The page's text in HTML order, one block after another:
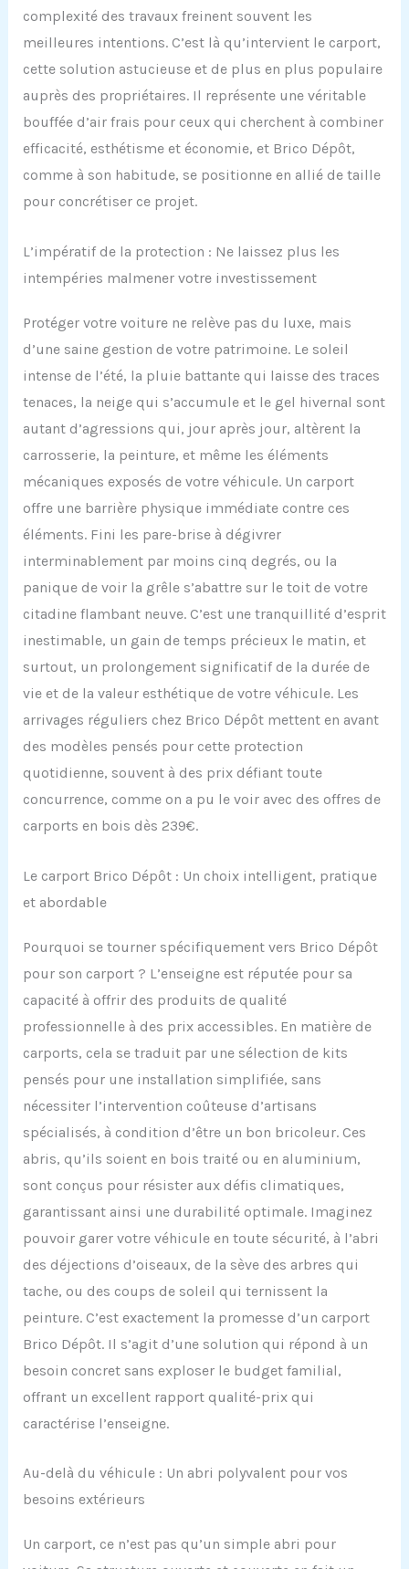
complexité des travaux freinent souvent les
meilleures intentions. C’est là qu’intervient le carport,
cette solution astucieuse et de plus en plus populaire
auprès des propriétaires. Il représente une véritable
bouffée d’air frais pour ceux qui cherchent à combiner
efficacité, esthétisme et économie, et Brico Dépôt,
comme à son habitude, se positionne en allié de taille
pour concrétiser ce projet.
L’impératif de la protection : Ne laissez plus les
intempéries malmener votre investissement
Protéger votre voiture ne relève pas du luxe, mais
d’une saine gestion de votre patrimoine. Le soleil
intense de l’été, la pluie battante qui laisse des traces
tenaces, la neige qui s’accumule et le gel hivernal sont
autant d’agressions qui, jour après jour, altèrent la
carrosserie, la peinture, et même les éléments
mécaniques exposés de votre véhicule. Un carport
offre une barrière physique immédiate contre ces
éléments. Fini les pare-brise à dégivrer
interminablement par moins cinq degrés, ou la
panique de voir la grêle s’abattre sur le toit de votre
citadine flambant neuve. C’est une tranquillité d’esprit
inestimable, un gain de temps précieux le matin, et
surtout, un prolongement significatif de la durée de
vie et de la valeur esthétique de votre véhicule. Les
arrivages réguliers chez Brico Dépôt mettent en avant
des modèles pensés pour cette protection
quotidienne, souvent à des prix défiant toute
concurrence, comme on a pu le voir avec des offres de
carports en bois dès 239€.
Le carport Brico Dépôt : Un choix intelligent, pratique
et abordable
Pourquoi se tourner spécifiquement vers Brico Dépôt
pour son carport ? L’enseigne est réputée pour sa
capacité à offrir des produits de qualité
professionnelle à des prix accessibles. En matière de
carports, cela se traduit par une sélection de kits
pensés pour une installation simplifiée, sans
nécessiter l’intervention coûteuse d’artisans
spécialisés, à condition d’être un bon bricoleur. Ces
abris, qu’ils soient en bois traité ou en aluminium,
sont conçus pour résister aux défis climatiques,
garantissant ainsi une durabilité optimale. Imaginez
pouvoir garer votre véhicule en toute sécurité, à l’abri
des déjections d’oiseaux, de la sève des arbres qui
tache, ou des coups de soleil qui ternissent la
peinture. C’est exactement la promesse d’un carport
Brico Dépôt. Il s’agit d’une solution qui répond à un
besoin concret sans exploser le budget familial,
offrant un excellent rapport qualité-prix qui
caractérise l’enseigne.
Au-delà du véhicule : Un abri polyvalent pour vos
besoins extérieurs
Un carport, ce n’est pas qu’un simple abri pour